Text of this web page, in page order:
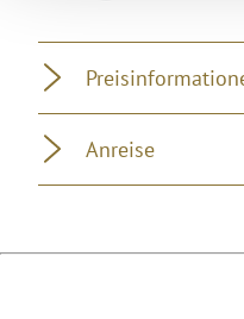
Anreise